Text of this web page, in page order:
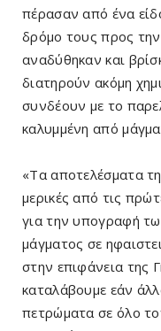
πέρασαν από ένα
δρόμο τους προς
αναδύθηκαν και
διατηρούν ακόμη
συνδέουν με το
καλυμμένη από
«Τα αποτελέσματα
μερικές από τις
για την υπογραφή
μάγματος σε
στην επιφάνεια της
καταλάβουμε εάν
πετρώματα σε όλο